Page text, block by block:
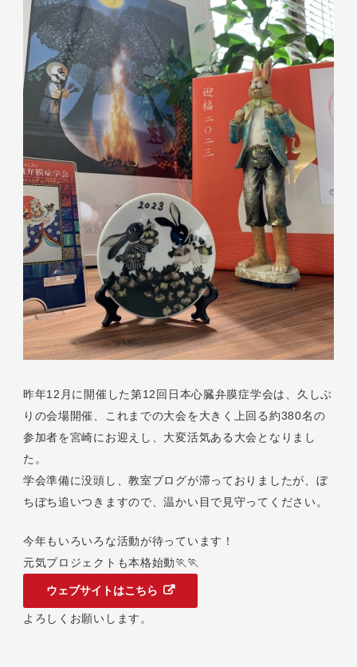
昨年12月に開催した第12回日本心臓弁膜症学会は、久しぶ
りの会場開催、これまでの大会を大きく上回る約380名の
参加者を宮崎にお迎えし、大変活気ある大会となりまし
た。
学会準備に没頭し、教室ブログが滞っておりましたが、ぼ
ちぼち追いつきますので、温かい目で見守ってください。
今年もいろいろな活動が待っています！
元気プロジェクトも本格始動🏃🏃
ウェブサイトはこちら
よろしくお願いします。